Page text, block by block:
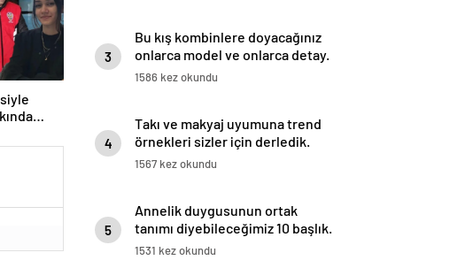
3
Bu kış kombinlere doyacağınız
onlarca model ve onlarca detay.
1586 kez okundu
4
Takı ve makyaj uyumuna trend
örnekleri sizler için derledik.
1567 kez okundu
5
Annelik duygusunun ortak
tanımı diyebileceğimiz 10 başlık.
1531 kez okundu